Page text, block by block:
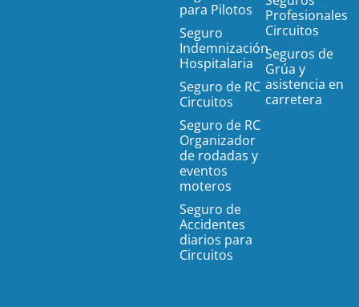
para Pilotos
Seguro
Indemnización
Hospitalaria
Seguro de RC
Circuitos
Seguro de RC
Organizador
de rodadas y
eventos
moteros
Seguro de
Accidentes
diarios para
Circuitos
Profesionales
Circuitos
Seguros de
Grúa y
asistencia en
carretera